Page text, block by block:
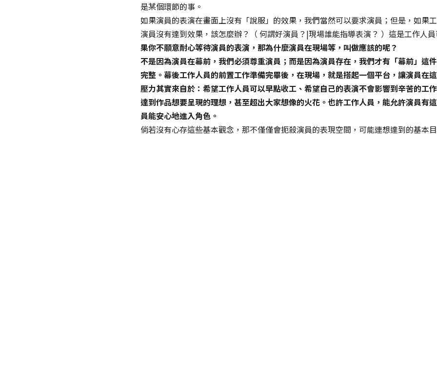
是某個環節的事。
如果演員的表演在畫面上沒有「說服」的效果，我們當然可以要求演員；但是，如果
演員沒有達到效果，該怎麼辦？（ 何謂好演員？|現場誰能指導表演？ ）這是工作人
果你不願意耐心等待演員的表演，那為什麼演員在現場等，叫做應該的呢？
不是因為演員在幕前，我們必須尊重演員；而是因為演員存在，我們才有「幕前」這
完整。幕後工作人員的前置工作準備完畢後，在現場，就是搭起一個平台，讓演員在
壓力其實來自於：希望工作人員可以早點收工、希望自己的表演不會影響到辛苦的工
達到作品想要呈現的理想，甚至超出大家想像的火花。也許工作人員，能允許演員有
員能安心地進入角色。
倘若沒有心存這些基本觀念，那不僅僅會扼殺演員的表現空間，可能連想達到的基本